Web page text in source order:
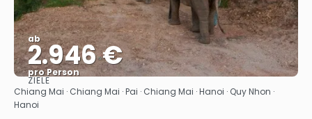
ab
2.946 €
pro Person
Sehen
ZIELE
Chiang Mai · Chiang Mai · Pai · Chiang Mai · Hanoi · Quy Nhon ·
Hanoi